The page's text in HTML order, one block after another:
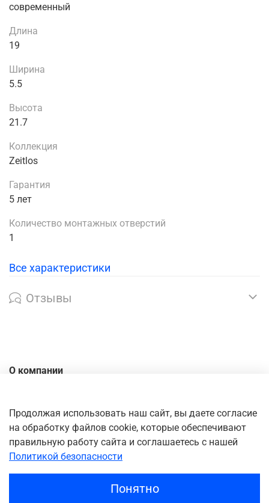
современный
Длина
19
Ширина
5.5
Высота
21.7
Коллекция
Zeitlos
Гарантия
5 лет
Количество монтажных отверстий
1
Все характеристики
Отзывы
О компании
Доставка
Оплата
Личный кабинет
Продолжая использовать наш сайт, вы даете согласие
на обработку файлов cookie, которые обеспечивают
правильную работу сайта и соглашаетесь с нашей
Политикой безопасности
Понятно